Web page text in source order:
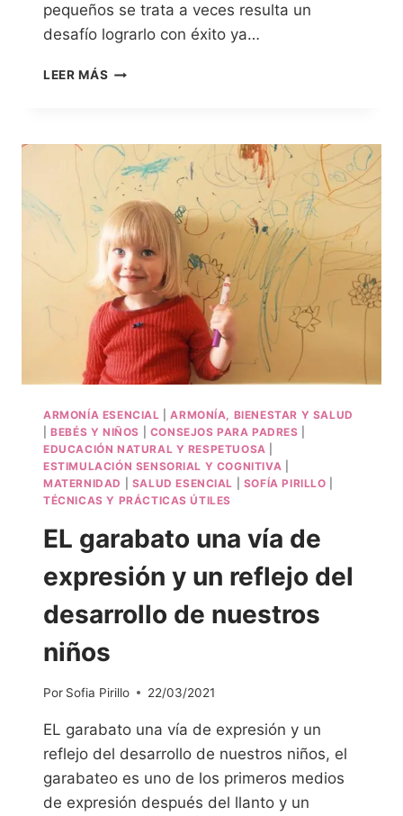
pequeños se trata a veces resulta un
desafío lograrlo con éxito ya…
LEER MÁS
ARMONÍA ESENCIAL |ARMONÍA, BIENESTAR Y SALUD
|BEBÉS Y NIÑOS CONSEJOS PARA PADRES
EDUCACIÓN NATURAL Y RESPETUOSA
ESTIMULACIÓN SENSORIAL Y COGNITIVA
MATERNIDAD
SALUD ESENCIAL SOFÍA PIRILLO
TÉCNICAS Y PRÁCTICAS ÚTILES
EL garabato una vía de
expresión y un reflejo del
desarrollo de nuestros
niños
Por Sofia Pirillo 22/03/2021
EL garabato una vía de expresión y un
reflejo del desarrollo de nuestros niños, el
garabateo es uno de los primeros medios
de expresión después del llanto y un